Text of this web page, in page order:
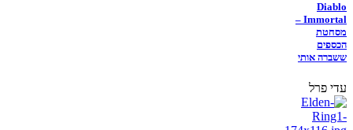
Diablo
Immortal –
מסחטת
הכספים
ששברה אותי
עדי פרל